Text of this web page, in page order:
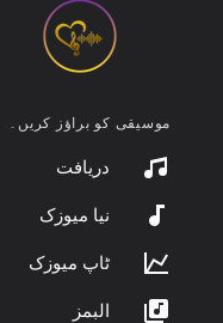
موسیقی کو براؤز کریں۔
دریافت
نیا میوزک
ٹاپ میوزک
البمز